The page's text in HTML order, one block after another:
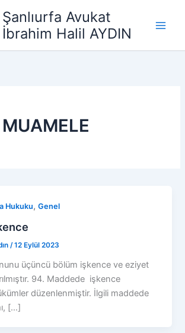
Şanlıurfa Avukat
İbrahim Halil AYDIN
Hukuku,Genel
/12 Eylül 2023
üçüncü bölüm işkence ve eziyet
94. Maddede işkence
düzenlenmiştir. İlgili maddede
[…]